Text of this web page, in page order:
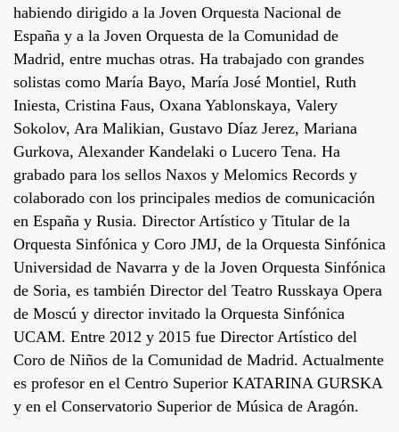
habiendo dirigido a la Joven Orquesta Nacional de
España y a la Joven Orquesta de la Comunidad de
Madrid, entre muchas otras. Ha trabajado con grandes
solistas como María Bayo, María José Montiel, Ruth
Iniesta, Cristina Faus, Oxana Yablonskaya, Valery
Sokolov, Ara Malikian, Gustavo Díaz Jerez, Mariana
Gurkova, Alexander Kandelaki o Lucero Tena. Ha
grabado para los sellos Naxos y Melomics Records y
colaborado con los principales medios de comunicación
en España y Rusia. Director Artístico y Titular de la
Orquesta Sinfónica y Coro JMJ, de la Orquesta Sinfónica
Universidad de Navarra y de la Joven Orquesta Sinfónica
de Soria, es también Director del Teatro Russkaya Opera
de Moscú y director invitado la Orquesta Sinfónica
UCAM. Entre 2012 y 2015 fue Director Artístico del
Coro de Niños de la Comunidad de Madrid. Actualmente
es profesor en el Centro Superior KATARINA GURSKA
y en el Conservatorio Superior de Música de Aragón.